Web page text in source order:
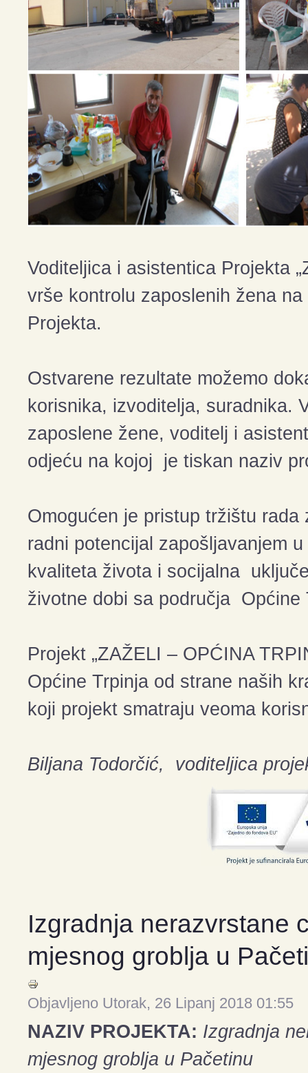
Voditeljica i asistentica Projekta
vrše kontrolu zaposlenih žena
Projekta.
Ostvarene rezultate možemo
korisnika, izvoditelja, suradnika.
zaposlene žene, voditelj i
odjeću na kojoj je tiskan naziv
Omogućen je pristup tržištu
radni potencijal zapošljavanjem
kvaliteta života i socijalna
životne dobi sa područja Općine
Projekt „ZAŽELI – OPĆINA
Općine Trpinja od strane naših
koji projekt smatraju veoma
Biljana Todorčić, voditeljica
Izgradnja nerazvrstane
mjesnog groblja u
Objavljeno Utorak, 26 Lipanj 2018 01:55
NAZIV PROJEKTA: Izgradnja
mjesnog groblja u Pačetinu